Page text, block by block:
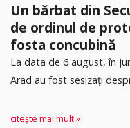
Un bărbat din
de ordinul de
fosta concubină
​La data de 6 august, în
Arad au fost sesizați
citește mai mult »